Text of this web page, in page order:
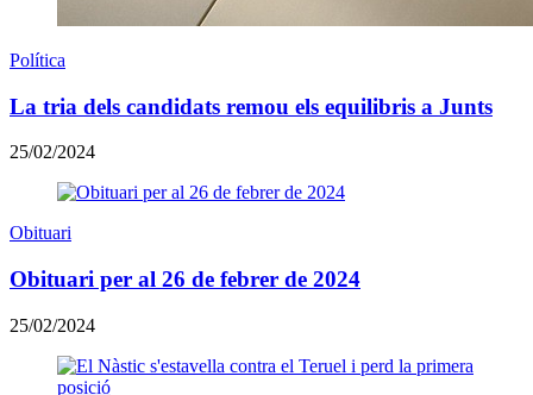
Política
La tria dels candidats remou els equilibris a Junts
25/02/2024
Obituari
Obituari per al 26 de febrer de 2024
25/02/2024